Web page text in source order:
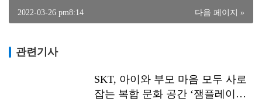
다음 페이지 »
2022-03-26 pm8:14
관련기사
SKT, 아이와 부모 마음 모두 사로
잡는 복합 문화 공간 ‘잼플레이스